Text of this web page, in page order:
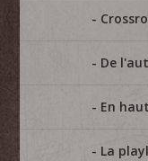
De
En
La